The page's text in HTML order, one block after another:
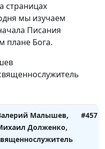
страницах
мы изучаем
Писания
плане Бога.
Валерий Малышев,
Михаил Долженко,
Малышев,
Михаил Долженко,
Малышев,
Долженко,
#457